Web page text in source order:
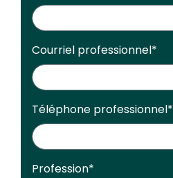
Courriel professionnel*
Téléphone professionnel*
Profession*